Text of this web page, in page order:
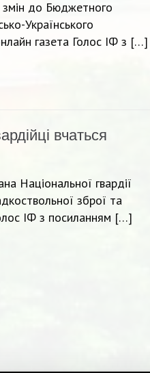
змін до Бюджетного
Українського
газета Голос ІФ з […]
вчаться
Національної гвардії
зброї та
ІФ з посиланням […]